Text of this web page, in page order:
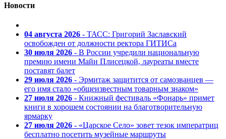
Новости
04 августа 2026 - ТАСС: Григорий Заславский
освобожден от должности ректора ГИТИСа
30 июля 2026 - В России учредили национальную
премию имени Майи Плисецкой, лауреаты вместе
поставят балет
29 июля 2026 - Эрмитаж защитится от самозванцев —
его имя стало «общеизвестным товарным знаком»
27 июля 2026 - Книжный фестиваль «Фонарь» примет
книги в хорошем состоянии на благотворительную
ярмарку
27 июля 2026 - «Царское Село» зовет тезок императриц
бесплатно посетить музейные маршруты